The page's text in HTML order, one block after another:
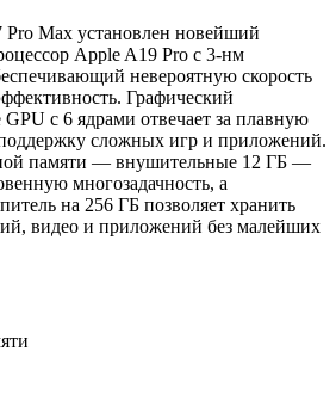
Pro Max установлен новейший
Apple A19 Pro с 3-нм
невероятную скорость
Графический
GPU с 6 ядрами отвечает за плавную
сложных игр и приложений.
памяти — внушительные 12 ГБ —
многозадачность, а
на 256 ГБ позволяет хранить
видео и приложений без малейших